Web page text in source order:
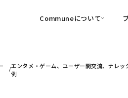
Communeについて
可視化
エンタメ・ゲーム、ユーザー間交流、ナレ
例